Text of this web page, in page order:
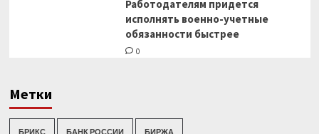
Работодателям придется
исполнять военно-учетные
обязанности быстрее
0
Метки
БРИКС БАНК РОССИИ БИРЖА